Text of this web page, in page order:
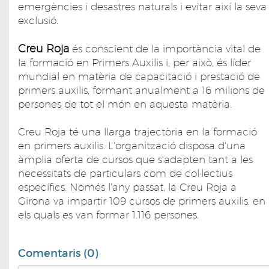
emergències i desastres naturals i evitar així la seva
exclusió.
Creu Roja és conscient de la importància vital de
la formació en Primers Auxilis i, per això, és líder
mundial en matèria de capacitació i prestació de
primers auxilis, formant anualment a 16 milions de
persones de tot el món en aquesta matèria.
Creu Roja té una llarga trajectòria en la formació
en primers auxilis. L'organització disposa d'una
àmplia oferta de cursos que s'adapten tant a les
necessitats de particulars com de col·lectius
específics. Només l'any passat, la Creu Roja a
Girona va impartir 109 cursos de primers auxilis, en
els quals es van formar 1.116 persones.
Comentaris (0)